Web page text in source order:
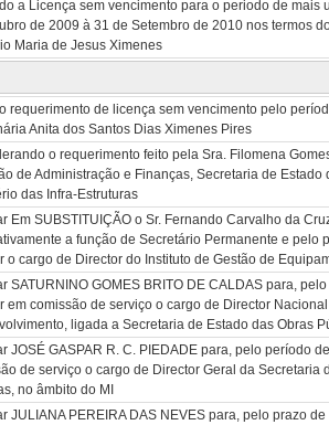
a Licença sem vencimento para o periodo de mais
de 2009 à 31 de Setembro de 2010 nos termos
Maria de Jesus Ximenes
requerimento de licença sem vencimento pelo
Anita dos Santos Dias Ximenes Pires
o requerimento feito pela Sra. Filomena
de Administração e Finanças, Secretaria de Estado
das Infra-Estruturas
Em SUBSTITUIÇÃO o Sr. Fernando Carvalho da
a função de Secretário Permanente e pelo
o cargo de Director do Instituto de Gestão de
SATURNINO GOMES BRITO DE CALDAS para,
em comissão de serviço o cargo de Director
ligada a Secretaria de Estado das Obras
JOSÉ GASPAR R. C. PIEDADE para, pelo período
de serviço o cargo de Director Geral da Secretaria
no âmbito do MI
JULIANA PEREIRA DAS NEVES para, pelo prazo